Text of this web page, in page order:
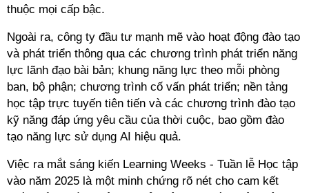
thuộc mọi cấp bậc.
Ngoài ra, công ty đầu tư mạnh mẽ vào hoạt động đào tạo
và phát triển thông qua các chương trình phát triển năng
lực lãnh đạo bài bản; khung năng lực theo mỗi phòng
ban, bộ phận; chương trình cố vấn phát triển; nền tảng
học tập trực tuyến tiên tiến và các chương trình đào tạo
kỹ năng đáp ứng yêu cầu của thời cuộc, bao gồm đào
tạo năng lực sử dụng AI hiệu quả.
Việc ra mắt sáng kiến Learning Weeks - Tuần lễ Học tập
vào năm 2025 là một minh chứng rõ nét cho cam kết